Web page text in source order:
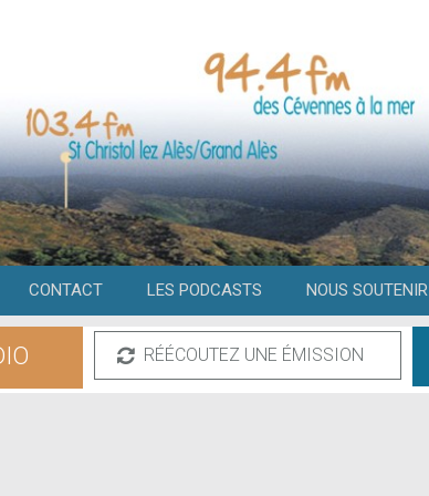
CONTACT LES PODCASTS NOUS SOUTENIR
RÉÉCOUTEZ UNE ÉMISSION